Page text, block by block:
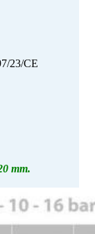
23/CE
mm.